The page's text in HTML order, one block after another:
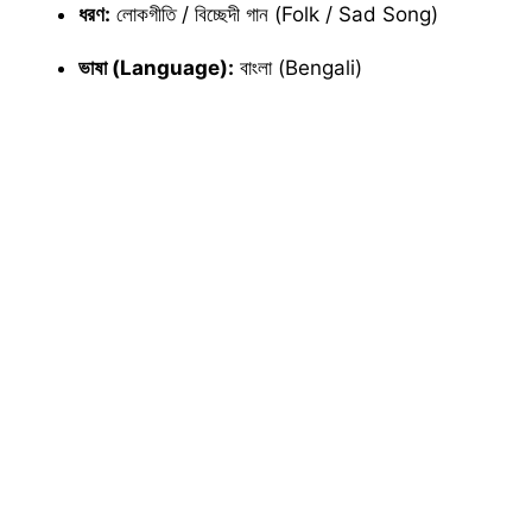
ধরণ: লোকগীতি / বিচ্ছেদী গান (Folk / Sad Song)
ভাষা (Language): বাংলা (Bengali)